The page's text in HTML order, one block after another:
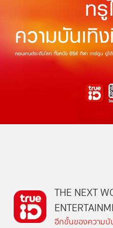
THE NEXT
อีกขั้นของความบั